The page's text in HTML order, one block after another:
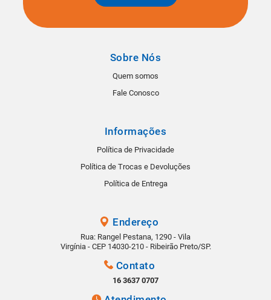
Sobre Nós
Quem somos
Fale Conosco
Informações
Política de Privacidade
Política de Trocas e Devoluções
Política de Entrega
Endereço
Rua: Rangel Pestana, 1290 - Vila
Virgínia - CEP 14030-210 - Ribeirão Preto/SP.
Contato
16 3637 0707